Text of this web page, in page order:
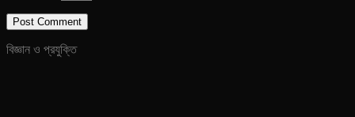
বিজ্ঞান ও প্রযুক্তি